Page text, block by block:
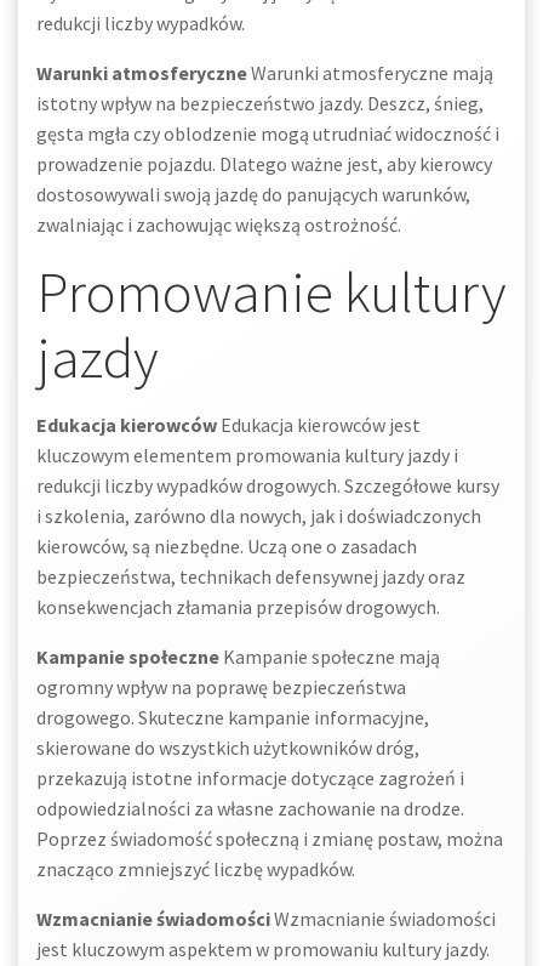
redukcji liczby wypadków.
Warunki atmosferyczneWarunki atmosferyczne mają
istotny wpływ na bezpieczeństwo jazdy. Deszcz, śnieg,
gęsta mgła czy oblodzenie mogą utrudniać widoczność i
prowadzenie pojazdu. Dlatego ważne jest, aby kierowcy
dostosowywali swoją jazdę do panujących warunków,
zwalniając i zachowując większą ostrożność.
Promowanie kultury
jazdy
Edukacja kierowców Edukacja kierowców jest
kluczowym elementem promowania kultury jazdy i
redukcji liczby wypadków drogowych. Szczegółowe kursy
i szkolenia, zarówno dla nowych, jak i doświadczonych
kierowców, są niezbędne. Uczą one o zasadach
bezpieczeństwa, technikach defensywnej jazdy oraz
konsekwencjach złamania przepisów drogowych.
Kampanie społeczne Kampanie społeczne mają
ogromny wpływ na poprawę bezpieczeństwa
drogowego. Skuteczne kampanie informacyjne,
skierowane do wszystkich użytkowników dróg,
przekazują istotne informacje dotyczące zagrożeń i
odpowiedzialności za własne zachowanie na drodze.
Poprzez świadomość społeczną i zmianę postaw, można
znacząco zmniejszyć liczbę wypadków.
Wzmacnianie świadomościWzmacnianie świadomości
jest kluczowym aspektem w promowaniu kultury jazdy.